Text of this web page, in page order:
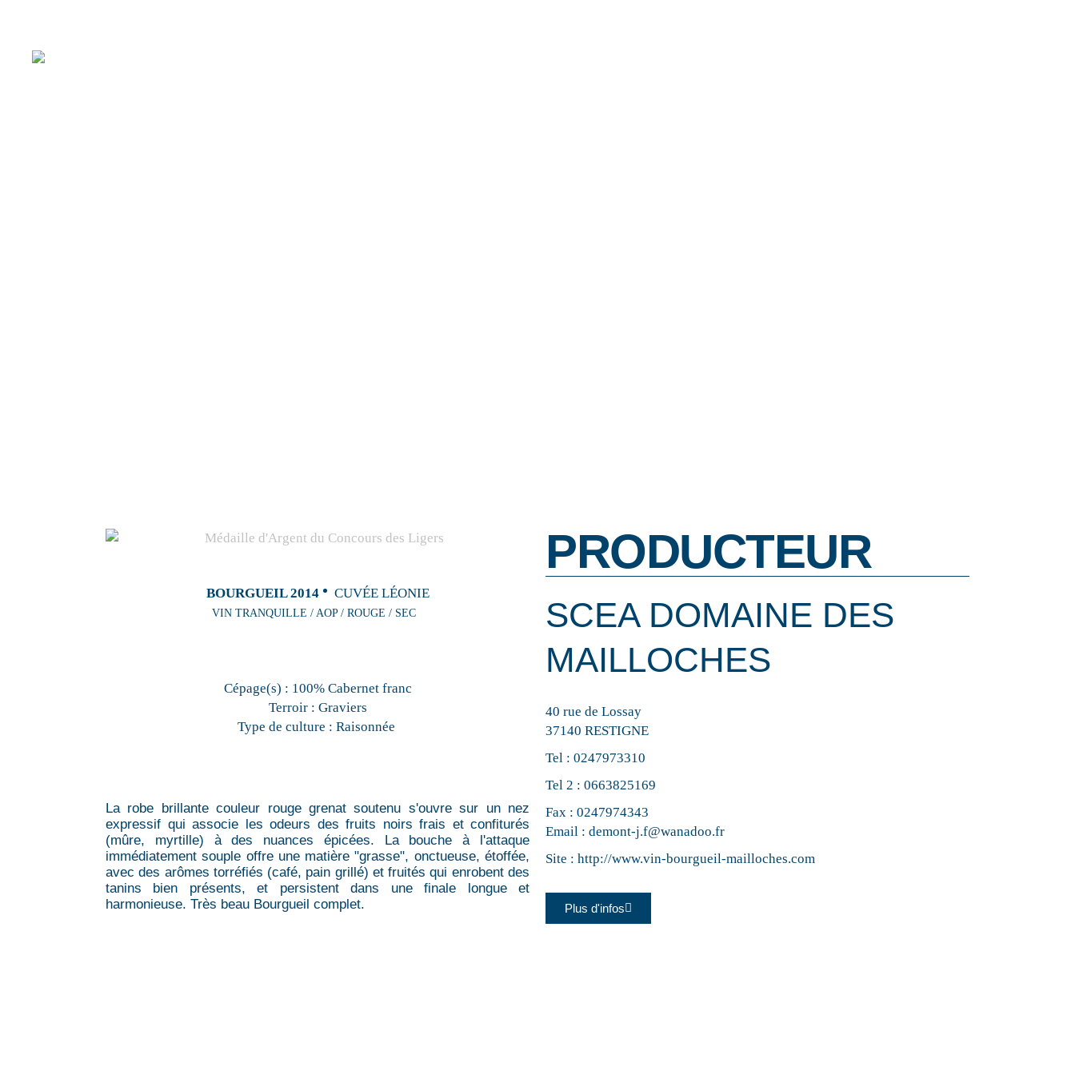
BOURGUEIL 2014 CUVÉE LÉONIE
VIN TRANQUILLE / AOP / ROUGE / SEC
Cépage(s) : 100% Cabernet franc
Terroir : Graviers
Type de culture : Raisonnée
La robe brillante couleur rouge grenat soutenu s'ouvre sur un nez
expressif qui associe les odeurs des fruits noirs frais et confiturés
(mûre, myrtille) à des nuances épicées. La bouche à l'attaque
immédiatement souple offre une matière "grasse", onctueuse, étoffée,
avec des arômes torréfiés (café, pain grillé) et fruités qui enrobent des
tanins bien présents, et persistent dans une finale longue et
harmonieuse. Très beau Bourgueil complet.
PRODUCTEUR
SCEA DOMAINE DES
MAILLOCHES
40 rue de Lossay
37140 RESTIGNE
Tel : 0247973310
Tel 2 : 0663825169
Fax : 0247974343
Email : demont-j.f@wanadoo.fr
Site : http://www.vin-bourgueil-mailloches.com
Plus d'infos